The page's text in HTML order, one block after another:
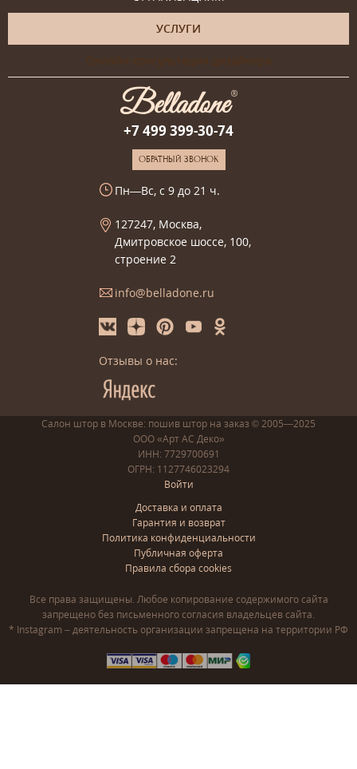
УСЛУГИ
Онлайн-консультация дизайнера
+7 499 399-30-74
ОБРАТНЫЙ ЗВОНОК
Пн—Вс, с 9 до 21 ч.
127247, Москва,
Дмитровское шоссе, 100,
строение 2
info@belladone.ru
Отзывы о нас:
Салон штор в Москве: пошив штор на заказ © 2005—2025
ООО «Арт АС Деко»
ИНН: 7729700691
ОГРН: 1127746023294
Войти
Доставка и оплата
Гарантия и возврат
Политика конфиденциальности
Публичная оферта
Правила сбора cookies
Все права защищены. Любое копирование содержимого сайта
запрещено без письменного согласия владельцев сайта.
* Instagram – деятельность организации запрещена на территории РФ